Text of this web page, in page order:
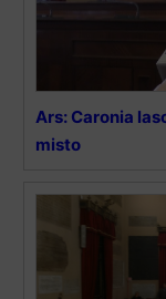
Ars: Caronia
misto